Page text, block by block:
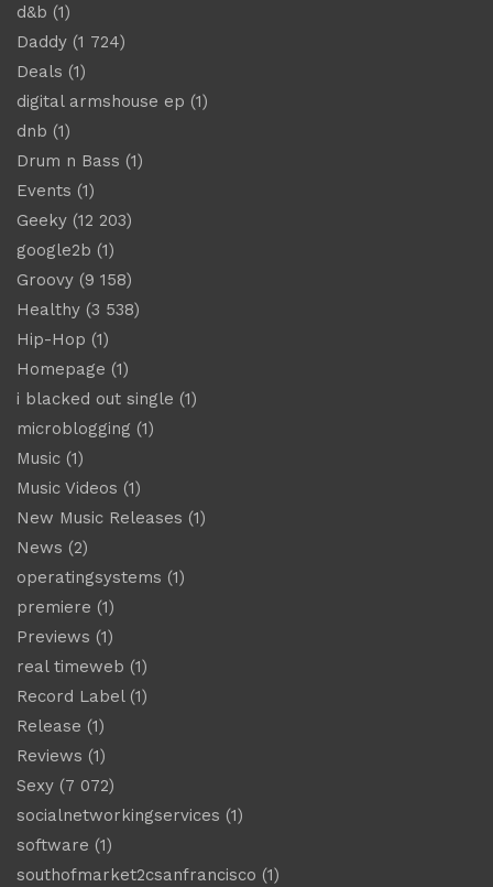
d&b (1)
Daddy (1 724)
Deals (1)
digital armshouse ep (1)
dnb (1)
Drum n Bass (1)
Events (1)
Geeky (12 203)
google2b (1)
Groovy (9 158)
Healthy (3 538)
Hip-Hop (1)
Homepage (1)
i blacked out single (1)
microblogging (1)
Music (1)
Music Videos (1)
New Music Releases (1)
News (2)
operatingsystems (1)
premiere (1)
Previews (1)
real timeweb (1)
Record Label(1)
Release (1)
Reviews (1)
Sexy (7 072)
socialnetworkingservices (1)
software (1)
southofmarket2csanfrancisco (1)